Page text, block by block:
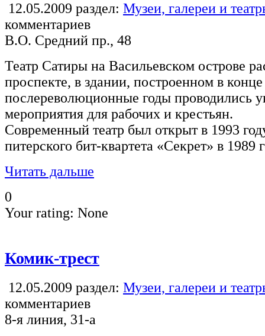
12.05.2009 раздел: Музеи, галереи и
комментариев
В.О. Средний пр., 48
Театр Сатиры на Васильевском острове
проспекте, в здании, построенном в
послереволюционные годы проводились
мероприятия для рабочих и крестьян.
Современный театр был открыт в 1993
питерского бит-квартета «Секрет» в 1989
Читать дальше
0
Your rating: None
Комик-трест
12.05.2009 раздел: Музеи, галереи и
комментариев
8-я линия, 31-а